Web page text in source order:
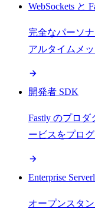
WebSockets と
完全なパーソ
アルタイムメ
開発者 SDK
Fastly のプロ
ービスをプロ
Enterprise
オープンスタ